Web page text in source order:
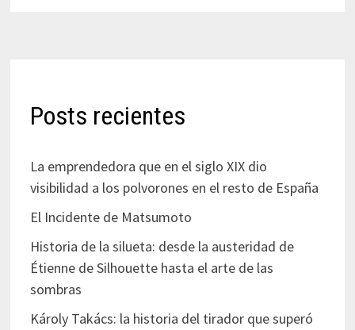
Posts recientes
La emprendedora que en el siglo XIX dio
visibilidad a los polvorones en el resto de España
El Incidente de Matsumoto
Historia de la silueta: desde la austeridad de
Étienne de Silhouette hasta el arte de las
sombras
Károly Takács: la historia del tirador que superó